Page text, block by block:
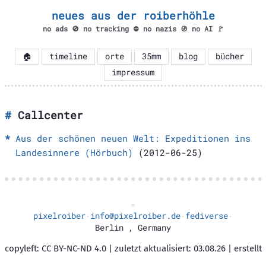
neues aus der roiberhöhle
no ads 🚫 no tracking ⛔ no nazis 🚯 no AI 🚩
🏠 timeline orte 35mm blog
bücher
impressum
Callcenter
Aus der schönen neuen Welt: Expeditionen ins
Landesinnere (Hörbuch) (2012-06-25)
pixelroiber· info@pixelroiber.de· fediverse·
Berlin , Germany
copyleft: CC BY-NC-ND 4.0 | zuletzt aktualisiert: 03.08.26 | erstellt